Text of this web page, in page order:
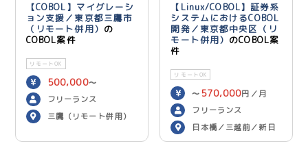
【COBOL】マイグレーシ
ョン支援／東京都三鷹市
（リモート併用） の
COBOL案件
リモートOK
500,000〜
600,000 円／月
フリーランス
三鷹（リモート併用）
【Linux/COBOL】証券系
システムにおけるCOBOL
開発／東京都中央区（リ
モート併用） のCOBOL案
件
リモートOK
〜 570,000円／月
フリーランス
日本橋／三越前／新日
本橋（リモート併用）